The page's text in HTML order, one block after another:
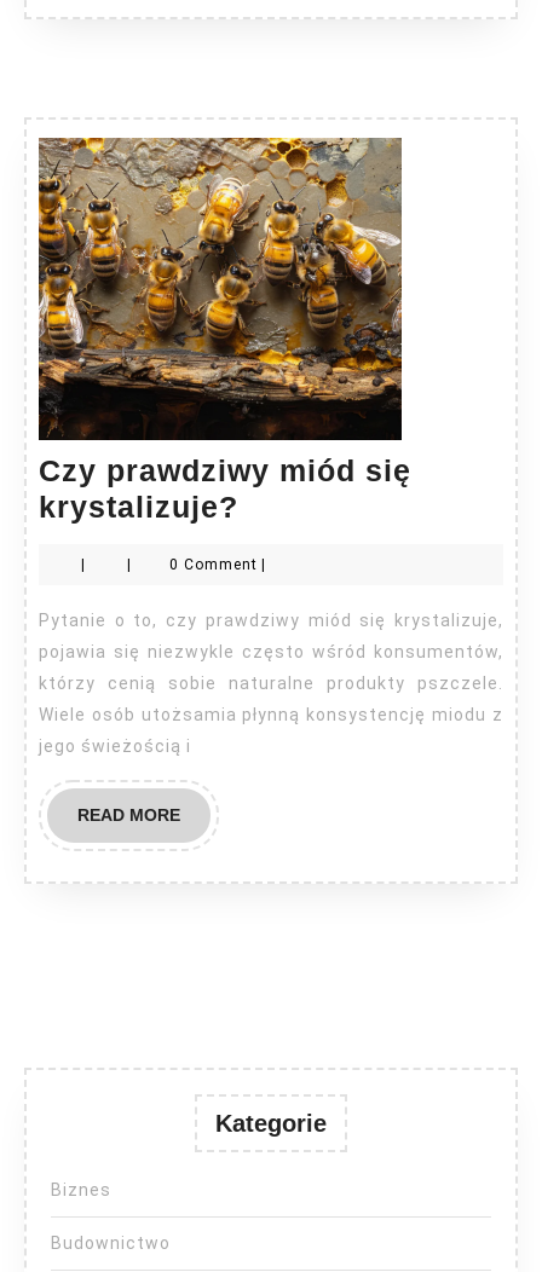
Czy prawdziwy miód się
krystalizuje?
miód
się
krystalizuje?
0 Comment
Pytanie o to, czy prawdziwy miód się krystalizuje,
pojawia się niezwykle często wśród konsumentów,
którzy cenią sobie naturalne produkty pszczele.
Wiele osób utożsamia płynną konsystencję miodu z
jego świeżością i
READ MOREREAD
MORE
Kategorie
Biznes
Budownictwo